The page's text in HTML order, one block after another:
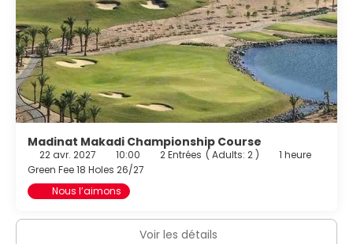
Madinat Makadi Championship Course
22 avr. 2027 10:00 2 Entrées ( Adults: 2 )
1 heure
Green Fee 18 Holes 26/27
Nous l’aimons
Voir les détails